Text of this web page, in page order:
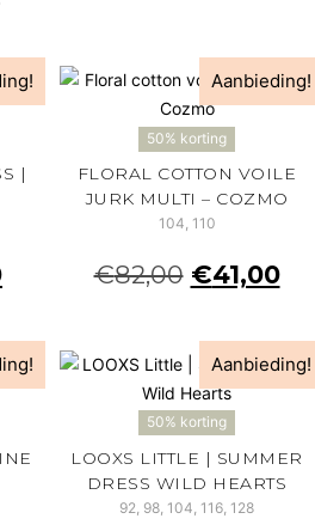
|
Aanbieding!
50% korting
FLORAL COTTON VOILE
JURK MULTI – COZMO
104, 110
€82,00 €41,00
Aanbieding!
50% korting
LOOXS LITTLE | SUMMER
DRESS WILD HEARTS
92, 98, 104, 116, 128